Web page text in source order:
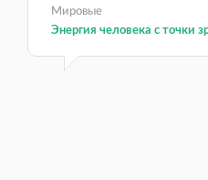
Мировые
Энергия человека с точки